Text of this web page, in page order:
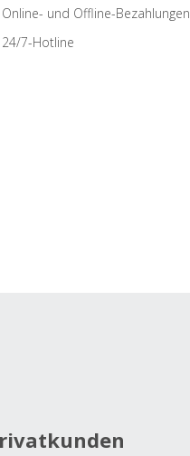
Online- und Offline-Bezahlungen
24/7-Hotline